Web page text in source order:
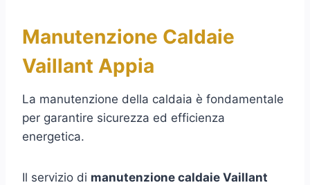
Manutenzione Caldaie
Vaillant Appia
La manutenzione della caldaia è fondamentale
per garantire sicurezza ed efficienza
energetica.
Il servizio di manutenzione caldaie Vaillant